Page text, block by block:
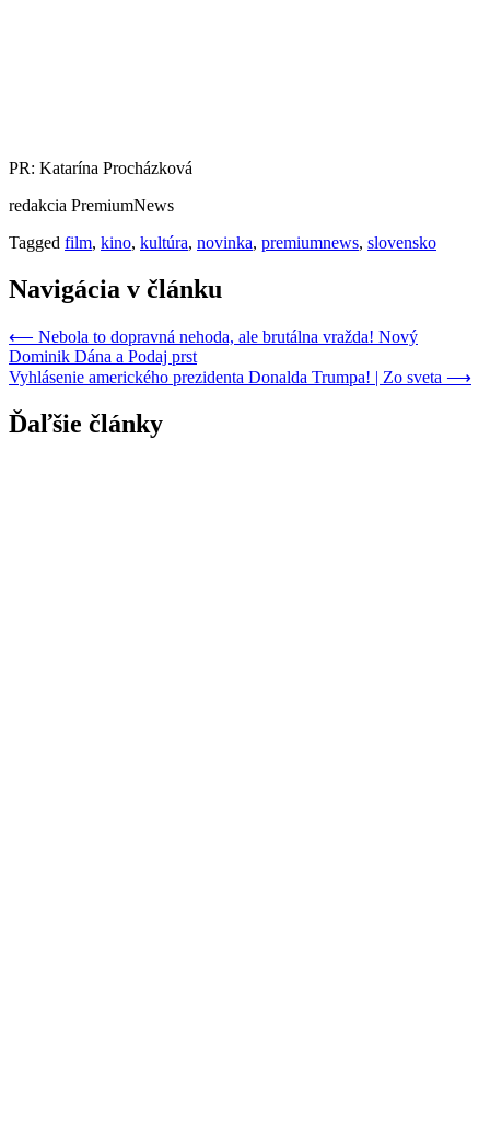
PR: Katarína Procházková
redakcia PremiumNews
Tagged film, kino, kultúra, novinka, premiumnews, slovensko
Navigácia v článku
⟵ Nebola to dopravná nehoda, ale brutálna vražda! Nový
Dominik Dána a Podaj prst
Vyhlásenie amerického prezidenta Donalda Trumpa! | Zo sveta ⟶
Ďaľšie články